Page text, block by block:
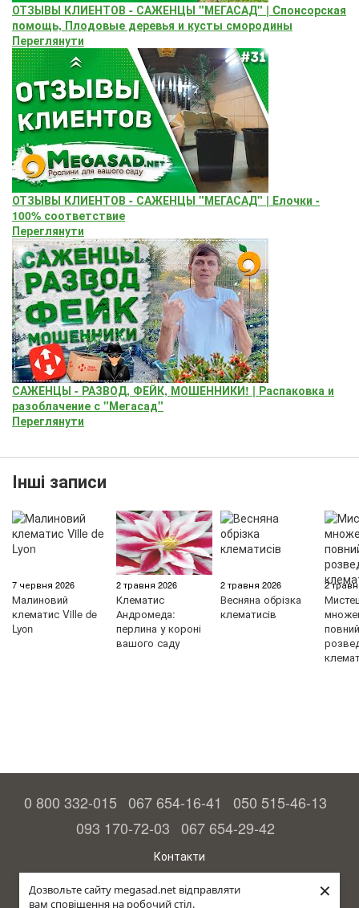
Дозвольте сайту megasad.net відправляти
вам сповіщення на робочий стіл.
×
ОТЗЫВЫ КЛИЕНТОВ - САЖЕНЦЫ "МЕГАСАД" | Cпонсорская
помощь, Плодовые деревья и кусты смородины
Переглянути
ОТЗЫВЫ КЛИЕНТОВ - САЖЕНЦЫ "МЕГАСАД" | Елочки -
100% соответствие
Переглянути
САЖЕНЦЫ - РАЗВОД, ФЕЙК, МОШЕННИКИ! | Распаковка и
разоблачение с "Мегасад"
Переглянути
Інші записи
7 червня 2026
Малиновий
клематис Ville de
Lyon
2 травня 2026
Клематис
Андромеда:
перлина у короні
вашого саду
2 травня 2026
Весняна обрізка
клематисів
2
повний
0 800 332-015 067 654-16-41
050 515-46-13
093 170-72-03 067 654-29-42
Контакти
Повна версія сайту